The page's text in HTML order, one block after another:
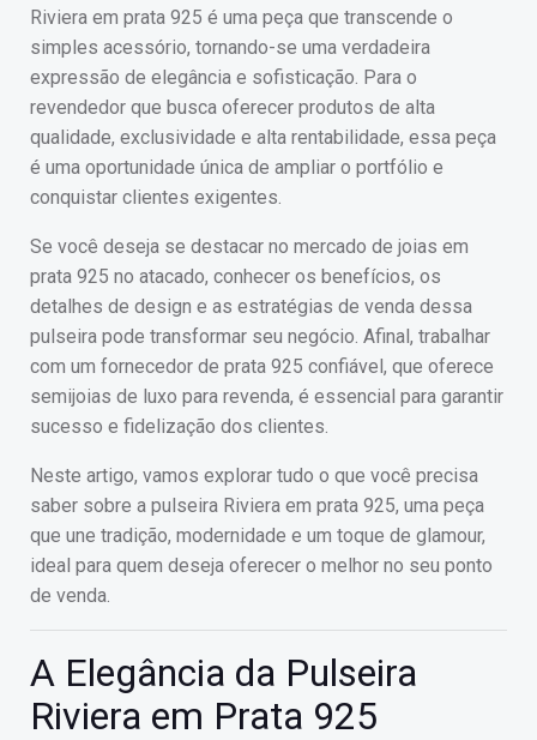
Riviera em prata 925 é uma peça que transcende o
simples acessório, tornando-se uma verdadeira
expressão de elegância e sofisticação. Para o
revendedor que busca oferecer produtos de alta
qualidade, exclusividade e alta rentabilidade, essa peça
é uma oportunidade única de ampliar o portfólio e
conquistar clientes exigentes.
Se você deseja se destacar no mercado de joias em
prata 925 no atacado, conhecer os benefícios, os
detalhes de design e as estratégias de venda dessa
pulseira pode transformar seu negócio. Afinal, trabalhar
com um fornecedor de prata 925 confiável, que oferece
semijoias de luxo para revenda, é essencial para garantir
sucesso e fidelização dos clientes.
Neste artigo, vamos explorar tudo o que você precisa
saber sobre a pulseira Riviera em prata 925, uma peça
que une tradição, modernidade e um toque de glamour,
ideal para quem deseja oferecer o melhor no seu ponto
de venda.
A Elegância da Pulseira
Riviera em Prata 925